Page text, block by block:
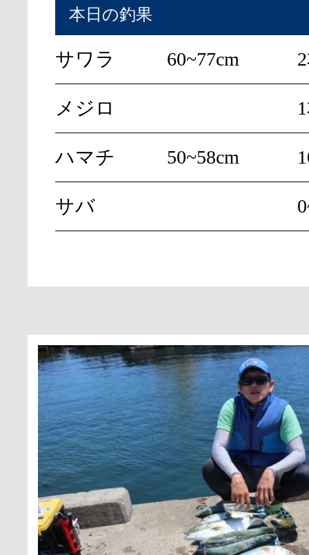
本日の釣果
サワラ 60~77cm
メジロ
ハマチ 50~58cm
サバ